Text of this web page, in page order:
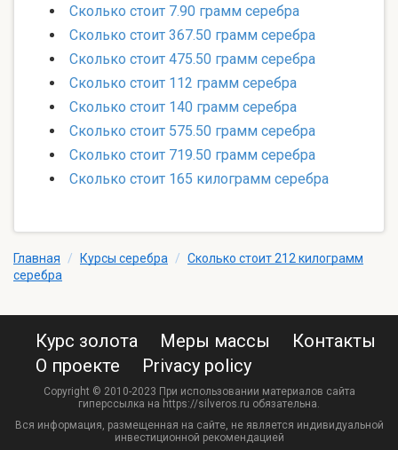
Сколько стоит 7.90 грамм серебра
Сколько стоит 367.50 грамм серебра
Сколько стоит 475.50 грамм серебра
Сколько стоит 112 грамм серебра
Сколько стоит 140 грамм серебра
Сколько стоит 575.50 грамм серебра
Сколько стоит 719.50 грамм серебра
Сколько стоит 165 килограмм серебра
Главная / Курсы серебра / Сколько стоит 212 килограмм
серебра
Курс золота Меры массы
Контакты
О проекте
Privacy policy
Copyright © 2010-2023 При использовании материалов сайта
гиперссылка на https://silveros.ru обязательна.
Вся информация, размещенная на сайте, не является индивидуальной
инвестиционной рекомендацией